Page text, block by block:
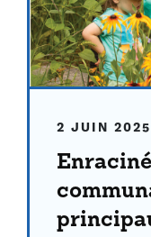
2 JUIN 2025